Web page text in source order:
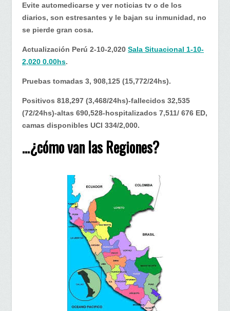
Evite automedicarse y ver noticias tv o de los
diarios, son estresantes y le bajan su inmunidad, no
se pierde gran cosa.
Actualización Perú 2-10-2,020 Sala Situacional 1-10-
2,020 0.00hs.
Pruebas tomadas 3, 908,125 (15,772/24hs).
Positivos 818,297 (3,468/24hs)-fallecidos 32,535
(72/24hs)-altas 690,528-hospitalizados 7,511/ 676 ED,
camas disponibles UCI 334/2,000.
…¿cómo van las Regiones?